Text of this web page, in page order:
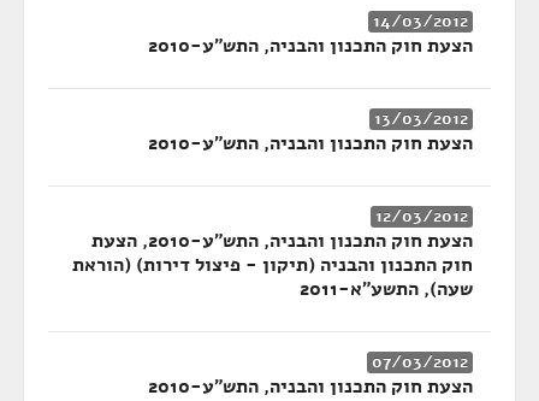
14/03/2012
הצעת חוק התכנון והבניה, התש"ע-2010
13/03/2012
הצעת חוק התכנון והבניה, התש"ע-2010
12/03/2012
הצעת חוק התכנון והבניה, התש"ע-2010, הצעת
חוק התכנון והבניה (תיקון - פיצול דירות) (הוראת
שעה), התשע"א-2011
07/03/2012
הצעת חוק התכנון והבניה, התש"ע-2010